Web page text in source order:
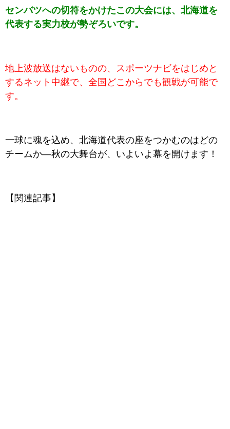
センバツへの切符をかけたこの大会には、北海道を
代表する実力校が勢ぞろいです。
地上波放送はないものの、スポーツナビをはじめと
するネット中継で、全国どこからでも観戦が可能で
す。
一球に魂を込め、北海道代表の座をつかむのはどの
チームか―秋の大舞台が、いよいよ幕を開けます！
【関連記事】